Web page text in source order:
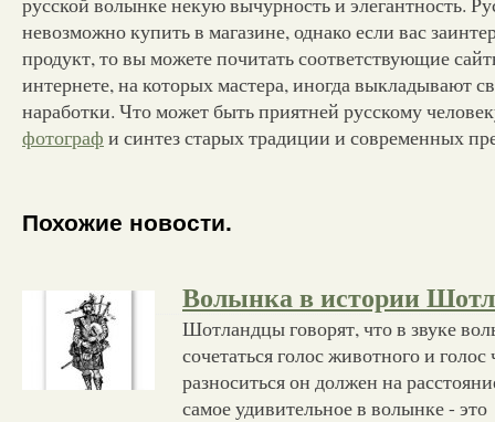
невозможно купить в магазине, однако если вас
продукт, то вы можете почитать соответствующие
интернете, на которых мастера, иногда выкладывают
наработки. Что может быть приятней русскому
фотограф и синтез старых традиции и современных
Похожие новости.
Волынка в истории
Шотландцы говорят, что в звуке
сочетаться голос животного и голос
разноситься он должен на
самое удивительное в волынке - это